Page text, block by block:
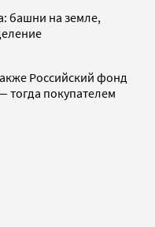
башни на земле,
Российский фонд
тогда покупателем